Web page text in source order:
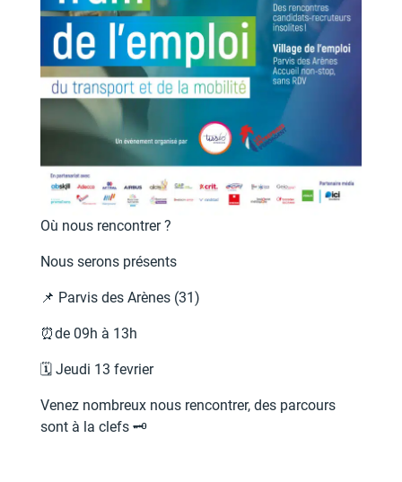
Où nous rencontrer ?
Nous serons présents
📌 Parvis des Arènes (31)
⏰de 09h à 13h
🗓️ Jeudi 13 fevrier
Venez nombreux nous rencontrer, des parcours
sont à la clefs 🗝️